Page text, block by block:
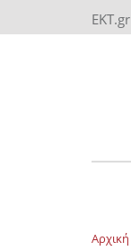
EKT.gr
Αρχική